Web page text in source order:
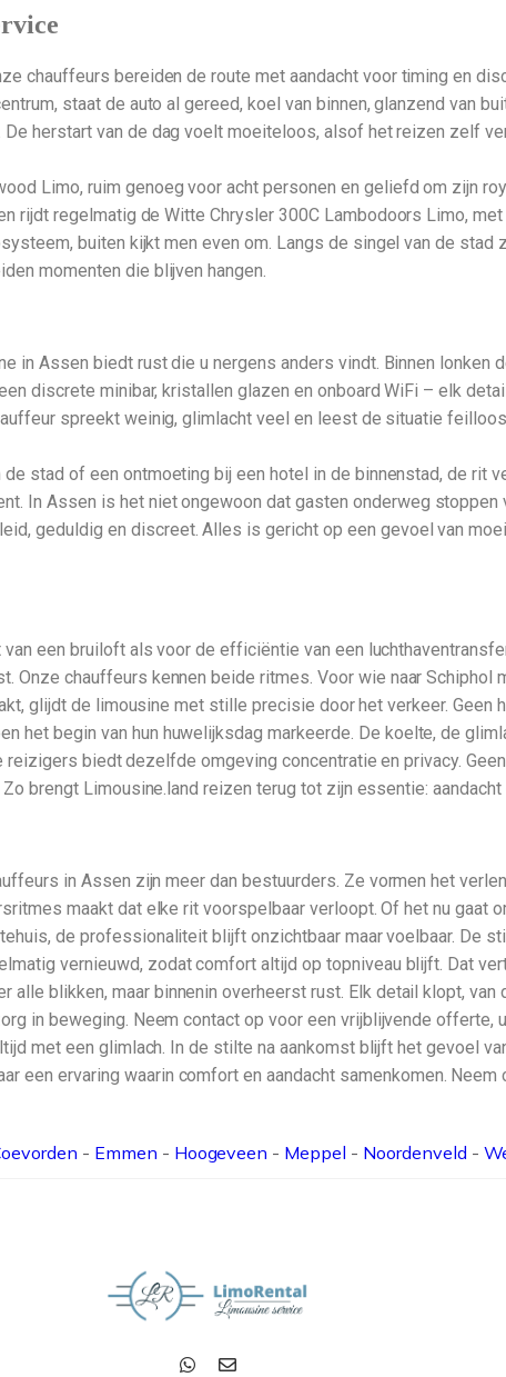
chauffeurs bereiden de route met aandacht voor timing en
staat de auto al gereed, koel van binnen, glanzend van
herstart van de dag voelt moeiteloos, alsof het reizen zelf
Limo, ruim genoeg voor acht personen en geliefd om zijn
rijdt regelmatig de Witte Chrysler 300C Lambodoors Limo,
buiten kijkt men even om. Langs de singel van de
momenten die blijven hangen.
in Assen biedt rust die u nergens anders vindt. Binnen lonken
discrete minibar, kristallen glazen en onboard WiFi – elk
spreekt weinig, glimlacht veel en leest de situatie
stad of een ontmoeting bij een hotel in de binnenstad, de rit
In Assen is het niet ongewoon dat gasten onderweg
geduldig en discreet. Alles is gericht op een gevoel van
een bruiloft als voor de efficiëntie van een
Onze chauffeurs kennen beide ritmes. Voor wie naar Schiphol
glijdt de limousine met stille precisie door het verkeer. Geen
het begin van hun huwelijksdag markeerde. De koelte, de
reizigers biedt dezelfde omgeving concentratie en privacy.
brengt Limousine.land reizen terug tot zijn essentie:
in Assen zijn meer dan bestuurders. Ze vormen het
maakt dat elke rit voorspelbaar verloopt. Of het nu gaat
de professionaliteit blijft onzichtbaar maar voelbaar. De
vernieuwd, zodat comfort altijd op topniveau blijft. Dat
alle blikken, maar binnenin overheerst rust. Elk detail klopt,
in beweging. Neem contact op voor een vrijblijvende offerte,
met een glimlach. In de stilte na aankomst blijft het gevoel
een ervaring waarin comfort en aandacht samenkomen.
- Emmen - Hoogeveen - Meppel - Noordenveld -